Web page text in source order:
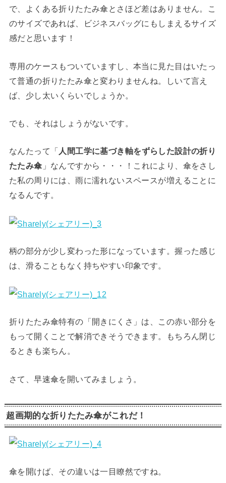
で、よくある折りたたみ傘とさほど差はありません。こ
のサイズであれば、ビジネスバッグにもしまえるサイズ
感だと思います！
専用のケースもついていますし、本当に見た目はいたっ
て普通の折りたたみ傘と変わりませんね。しいて言え
ば、少し太いくらいでしょうか。
でも、それはしょうがないです。
なんたって「 人間工学に基づき軸をずらした設計の折り
たたみ傘」なんですから・・・！これにより、傘をさし
た私の周りには、雨に濡れないスペースが増えることに
なるんです。
柄の部分が少し変わった形になっています。握った感じ
は、滑ることもなく持ちやすい印象です。
折りたたみ傘特有の「開きにくさ」は、この赤い部分を
もって開くことで解消できそうできます。もちろん閉じ
るときも楽ちん。
さて、早速傘を開いてみましょう。
超画期的な折りたたみ傘がこれだ！
傘を開けば、その違いは一目瞭然ですね。